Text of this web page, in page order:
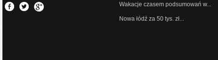
Wakacje czasem podsumowań w...
Nowa łódź za 50 tys. zł...